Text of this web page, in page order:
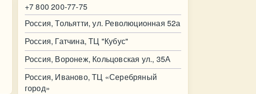
+7 800 200-77-75
Россия, Тольятти, ул. Революционная 52а
Россия, Гатчина, ТЦ "Кубус"
Россия, Воронеж, Кольцовская ул., 35А
Россия, Иваново, ТЦ «Серебряный
город»